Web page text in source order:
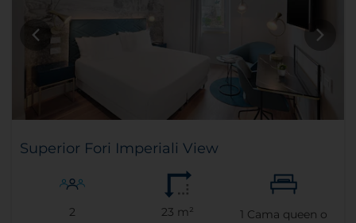
Superior Fori Imperiali View
2 23 m² 1 Cama queen o